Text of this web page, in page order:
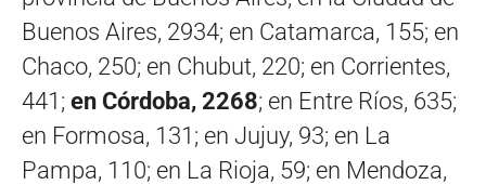
Buenos Aires, 2934; en Catamarca, 155; en
Chaco, 250; en Chubut, 220; en Corrientes,
441; en Córdoba, 2268; en Entre Ríos, 635;
en Formosa, 131; en Jujuy, 93; en La
Pampa, 110; en La Rioja, 59; en Mendoza,